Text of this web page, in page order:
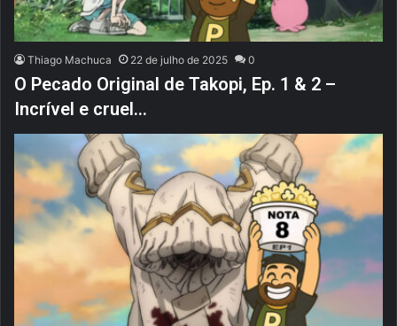
Thiago Machuca 22 de julho de 2025 0
O Pecado Original de Takopi, Ep. 1 & 2 –
Incrível e cruel…